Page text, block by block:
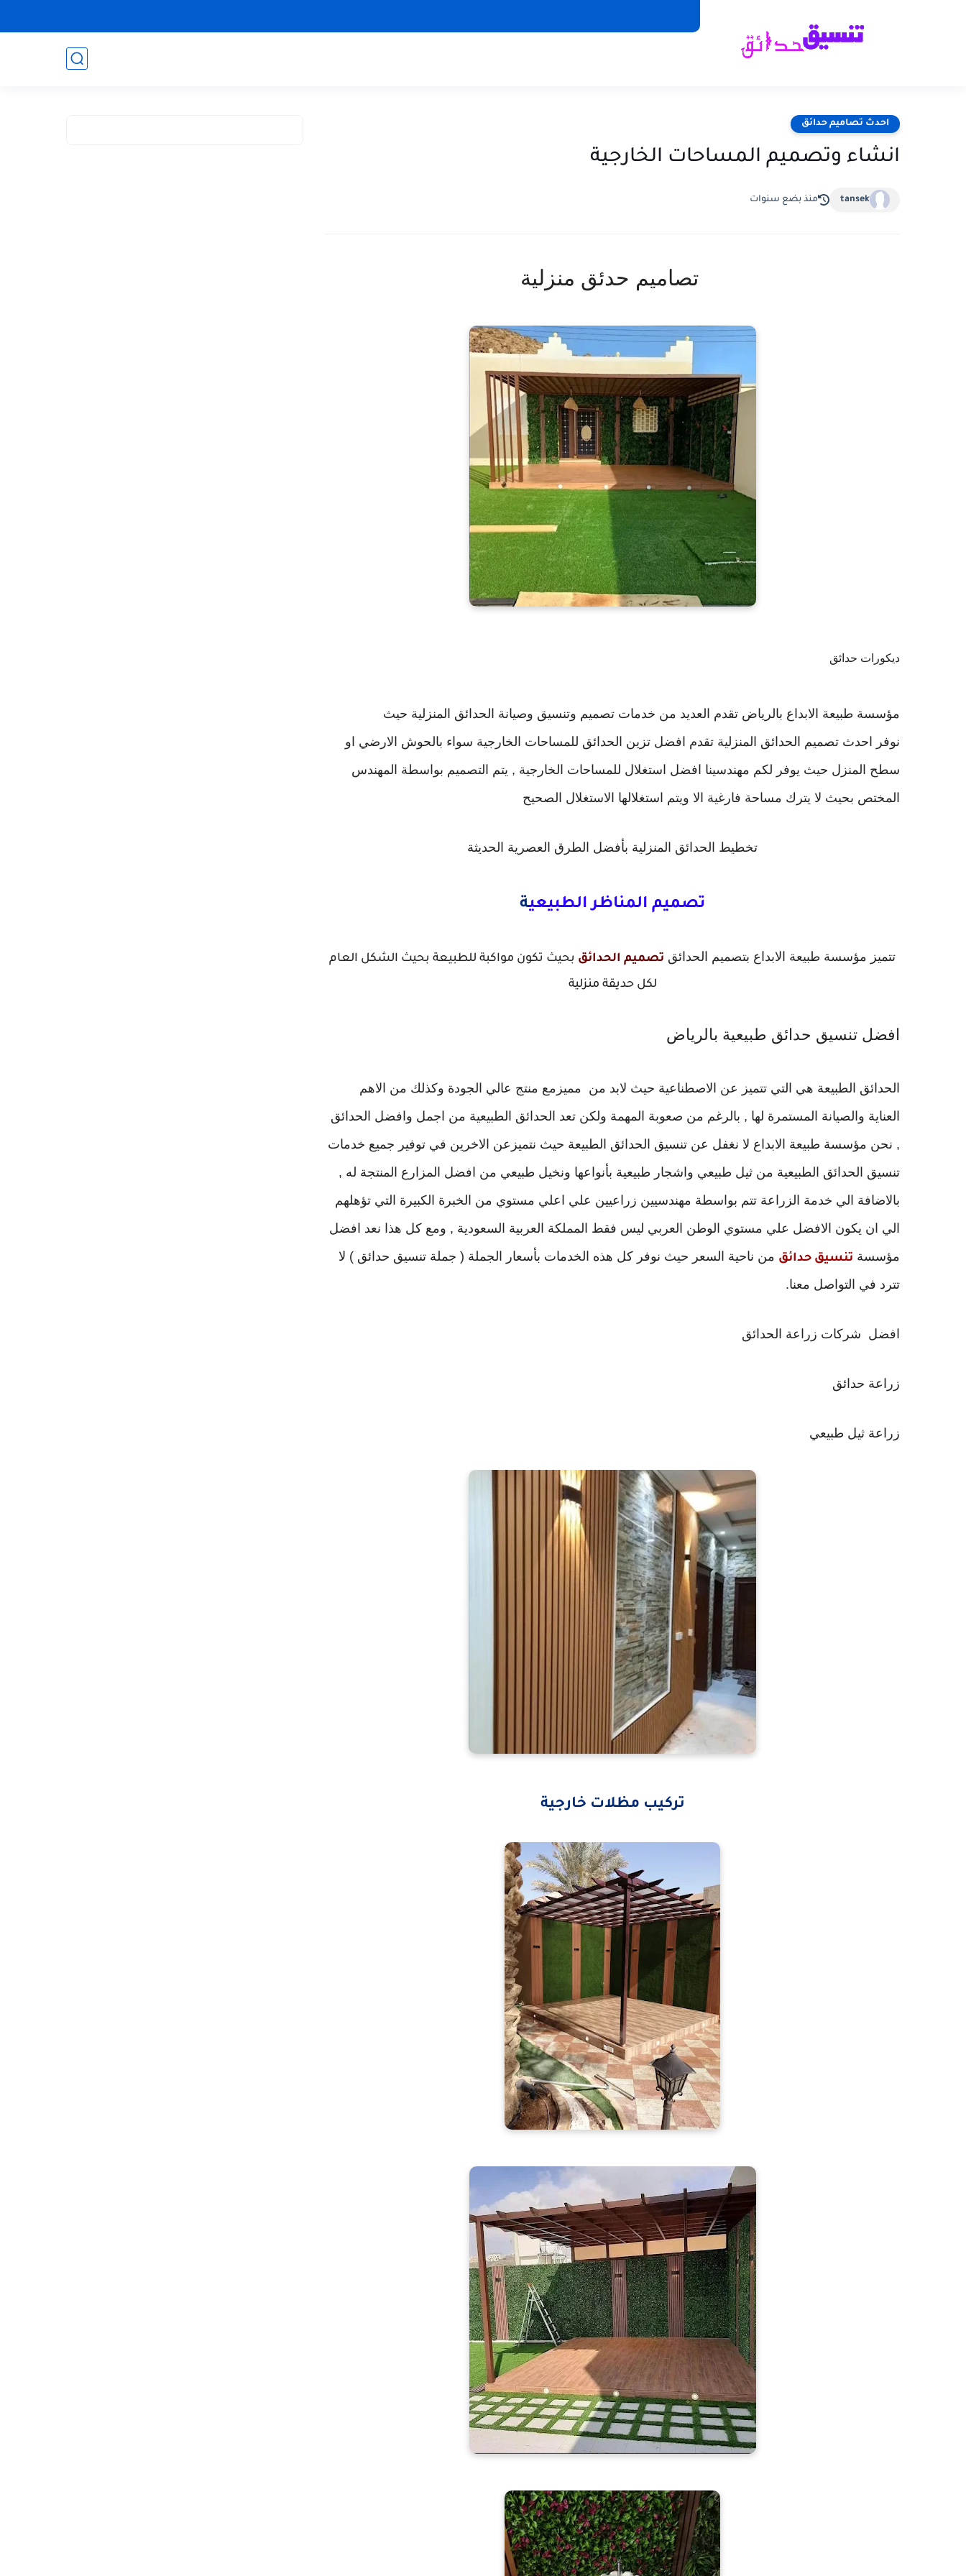
احدث تصاميم حدائق
انشاء وتصميم المساحات الخارجية
tansek منذ بضع سنوات
تصاميم حدئق منزلية
ديكورات حدائق
مؤسسة طبيعة الابداع بالرياض تقدم العديد من خدمات تصميم وتنسيق وصيانة الحدائق المنزلية حيث
نوفر احدث تصميم الحدائق المنزلية تقدم افضل تزين الحدائق للمساحات الخارجية سواء بالحوش الارضي او
سطح المنزل حيث يوفر لكم مهندسينا افضل استغلال للمساحات الخارجية , يتم التصميم بواسطة المهندس
المختص بحيث لا يترك مساحة فارغية الا ويتم استغلالها الاستغلال الصحيح
تخطيط الحدائق المنزلية بأفضل الطرق العصرية الحديثة
تصميم المناظر الطبيعية
تتميز مؤسسة طبيعة الابداع بتصميم الحدائق تصميم الحدائق بحيث تكون مواكبة للطبيعة بحيث الشكل العام
لكل حديقة منزلية
افضل تنسيق حدائق طبيعية بالرياض
الحدائق الطبيعة هي التي تتميز عن الاصطناعية حيث لابد من مميزمع منتج عالي الجودة وكذلك من الاهم
العناية والصيانة المستمرة لها , بالرغم من صعوبة المهمة ولكن تعد الحدائق الطبيعية من اجمل وافضل الحدائق
, نحن مؤسسة طبيعة الابداع لا نغفل عن تنسيق الحدائق الطبيعة حيث نتميزعن الاخرين في توفير جميع خدمات
تنسيق الحدائق الطبيعية من ثيل طبيعي واشجار طبيعية بأنواعها ونخيل طبيعي من افضل المزارع المنتجة له ,
بالاضافة الي خدمة الزراعة تتم بواسطة مهندسيين زراعيين علي اعلي مستوي من الخبرة الكبيرة التي تؤهلهم
الي ان يكون الافضل علي مستوي الوطن العربي ليس فقط المملكة العربية السعودية , ومع كل هذا نعد افضل
مؤسسة تنسيق حدائق من ناحية السعر حيث نوفر كل هذه الخدمات بأسعار الجملة ( جملة تنسيق حدائق ) لا
تترد في التواصل معنا.
افضل شركات زراعة الحدائق
زراعة حدائق
زراعة ثيل طبيعي
تركيب مظلات خارجية